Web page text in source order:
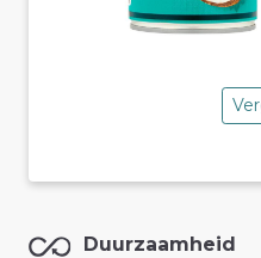
Duurzaamheid